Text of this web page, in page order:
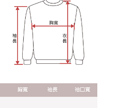
以下網址：
理人或監護人之同意方可使用
辦者引起之損失，本公司不負相關責
依據個別帳號之用戶狀況，依本公司即
度不足之情形，本公司將視審查結果
用戶之使用額度並採取法律行動。